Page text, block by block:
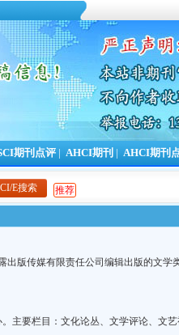
期刊点评 AHCI期刊 AHCI期刊
E搜索 推荐
出版传媒有限责任公司编辑出版的文学
主要栏目：文化论丛、文学评论、文